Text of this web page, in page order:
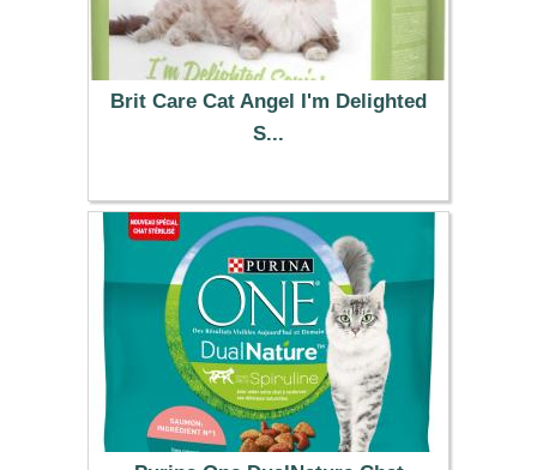
Brit Care Cat Angel I'm Delighted
S...
41.99 €